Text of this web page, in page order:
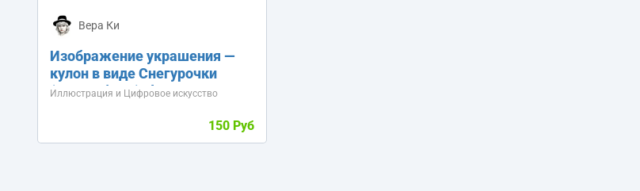
Вера Ки
Изображение украшения —
кулон в виде Снегурочки
(лицо и бюст), формат JPEG
Иллюстрация и Цифровое искусство
150 Руб